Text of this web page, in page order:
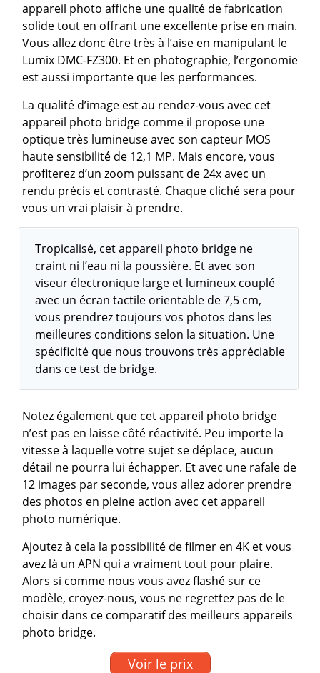
appareil photo affiche une qualité de fabrication
solide tout en offrant une excellente prise en main.
Vous allez donc être très à l’aise en manipulant le
Lumix DMC-FZ300. Et en photographie, l’ergonomie
est aussi importante que les performances.
La qualité d’image est au rendez-vous avec cet
appareil photo bridge comme il propose une
optique très lumineuse avec son capteur MOS
haute sensibilité de 12,1 MP. Mais encore, vous
profiterez d’un zoom puissant de 24x avec un
rendu précis et contrasté. Chaque cliché sera pour
vous un vrai plaisir à prendre.
Tropicalisé, cet appareil photo bridge ne
craint ni l’eau ni la poussière. Et avec son
viseur électronique large et lumineux couplé
avec un écran tactile orientable de 7,5 cm,
vous prendrez toujours vos photos dans les
meilleures conditions selon la situation. Une
spécificité que nous trouvons très appréciable
dans ce test de bridge.
Notez également que cet appareil photo bridge
n’est pas en laisse côté réactivité. Peu importe la
vitesse à laquelle votre sujet se déplace, aucun
détail ne pourra lui échapper. Et avec une rafale de
12 images par seconde, vous allez adorer prendre
des photos en pleine action avec cet appareil
photo numérique.
Ajoutez à cela la possibilité de filmer en 4K et vous
avez là un APN qui a vraiment tout pour plaire.
Alors si comme nous vous avez flashé sur ce
modèle, croyez-nous, vous ne regrettez pas de le
choisir dans ce comparatif des meilleurs appareils
photo bridge.
Voir le prix